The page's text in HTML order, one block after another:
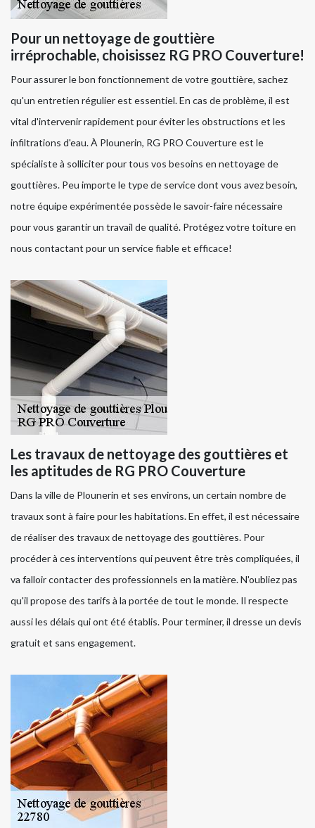
Pour un nettoyage de gouttière
irréprochable, choisissez RG PRO Couverture!
Pour assurer le bon fonctionnement de votre gouttière, sachez
qu'un entretien régulier est essentiel. En cas de problème, il est
vital d'intervenir rapidement pour éviter les obstructions et les
infiltrations d'eau. À Plounerin, RG PRO Couverture est le
spécialiste à solliciter pour tous vos besoins en nettoyage de
gouttières. Peu importe le type de service dont vous avez besoin,
notre équipe expérimentée possède le savoir-faire nécessaire
pour vous garantir un travail de qualité. Protégez votre toiture en
nous contactant pour un service fiable et efficace!
Les travaux de nettoyage des gouttières et
les aptitudes de RG PRO Couverture
Dans la ville de Plounerin et ses environs, un certain nombre de
travaux sont à faire pour les habitations. En effet, il est nécessaire
de réaliser des travaux de nettoyage des gouttières. Pour
procéder à ces interventions qui peuvent être très compliquées, il
va falloir contacter des professionnels en la matière. N'oubliez pas
qu'il propose des tarifs à la portée de tout le monde. Il respecte
aussi les délais qui ont été établis. Pour terminer, il dresse un devis
gratuit et sans engagement.